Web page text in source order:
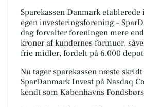
Sparekassen Danmark
egen investeringsforening –
dag forvalter foreningen mere
kroner af kundernes formuer,
frie midler, fordelt på 6.000
Nu tager sparekassen næste
SparDanmark Invest på Nasdaq
kendt som Københavns